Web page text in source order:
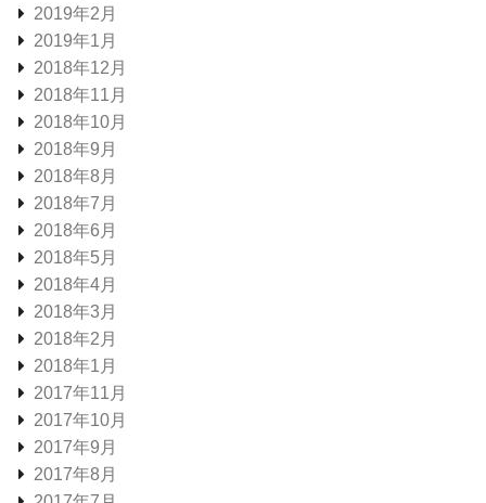
2019年2月
2019年1月
2018年12月
2018年11月
2018年10月
2018年9月
2018年8月
2018年7月
2018年6月
2018年5月
2018年4月
2018年3月
2018年2月
2018年1月
2017年11月
2017年10月
2017年9月
2017年8月